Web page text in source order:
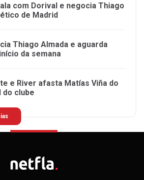
com Dorival e negocia Thiago
de Madrid
Thiago Almada e aguarda
da semana
e River afasta Matías Viña do
do clube